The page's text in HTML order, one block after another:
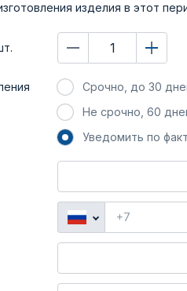
изделия в этот
Срочно, до 30
Не срочно, 60
Уведомить по